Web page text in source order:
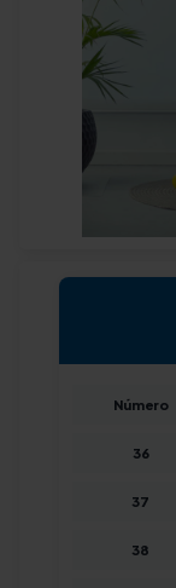
Número
36
37
38